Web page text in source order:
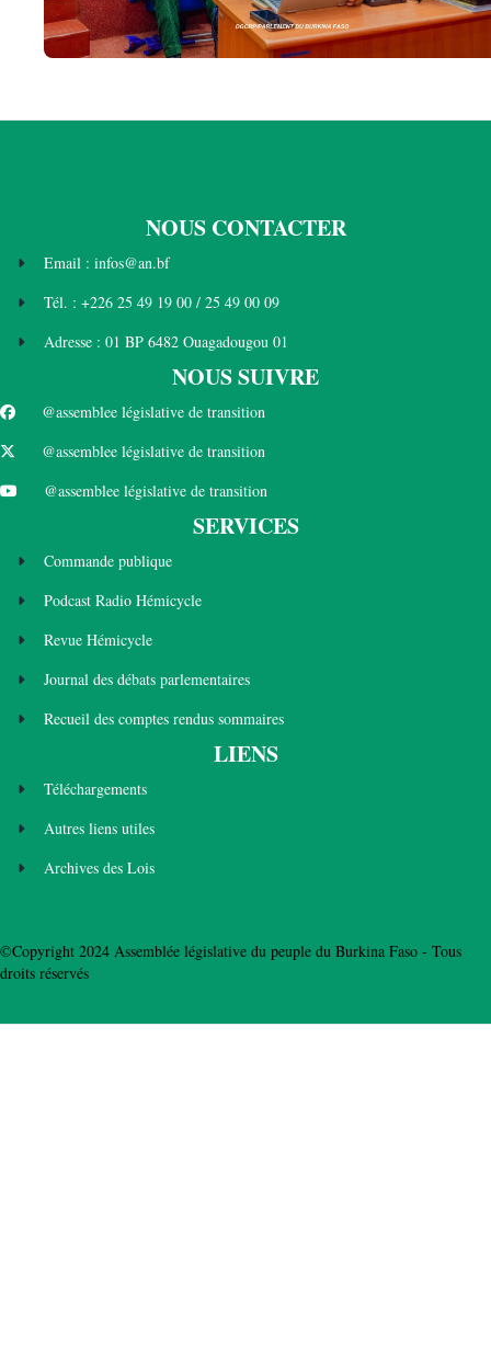
NOUS CONTACTER
Email : infos@an.bf
Tél. : +226 25 49 19 00 / 25 49 00 09
Adresse : 01 BP 6482 Ouagadougou 01
NOUS SUIVRE
@assemblee législative de transition
@assemblee législative de transition
@assemblee législative de transition
SERVICES
Commande publique
Podcast Radio Hémicycle
Revue Hémicycle
Journal des débats parlementaires
Recueil des comptes rendus sommaires
LIENS
Téléchargements
Autres liens utiles
Archives des Lois
©Copyright 2024 Assemblée législative du peuple du Burkina Faso - Tous
droits réservés